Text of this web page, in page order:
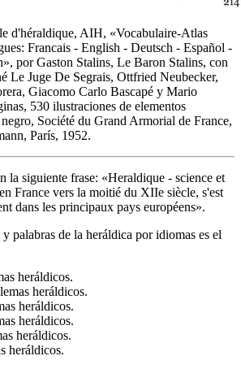
d'héraldique, AIH, «Vocabulaire-Atlas
Francais - English - Deutsch - Español -
», por Gaston Stalins, Le Baron Stalins, con
Le Juge De Segrais, Ottfried Neubecker,
Giacomo Carlo Bascapé y Mario
530 ilustraciones de elementos
Société du Grand Armorial de France,
París, 1952.
la siguiente frase: «Heraldique - science et
France vers la moitié du XIIe siècle, s'est
dans les principaux pays européens».
palabras de la heráldica por idiomas es el
heráldicos.
heráldicos.
heráldicos.
heráldicos.
heráldicos.
heráldicos.